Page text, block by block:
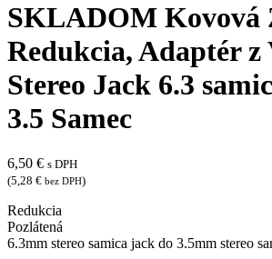
SKLADOM Kovová
Redukcia, Adaptér z
Stereo Jack 6.3
3.5 Samec
6,50 € s DPH
(5,28 € bez DPH)
Redukcia
Pozlátená
6.3mm stereo samica jack do 3.5mm stereo